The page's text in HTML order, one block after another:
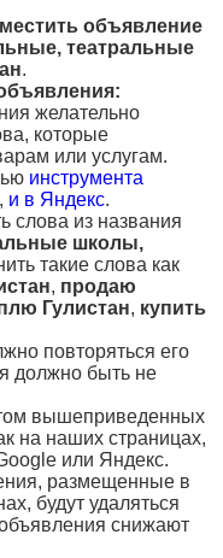
объявление
театральные
.
желательно
которые
или услугам.
инструмента
, и в Яндекс.
слова из названия
школы,
такие слова как
, продаю
Гулистан, купить
повторяться его
должно быть не
вышеприведенных
на наших страницах,
или Яндекс.
размещенные в
будут удаляться
снижают